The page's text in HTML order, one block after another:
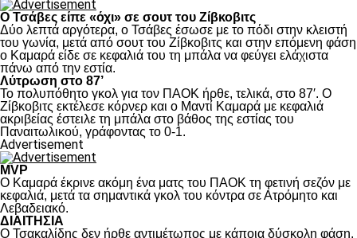
Ο Τσάβες είπε «όχι» σε σουτ του Ζίβκοβιτς
Δύο λεπτά αργότερα, ο Τσάβες έσωσε με το πόδι στην κλειστή
του γωνία, μετά από σουτ του Ζίβκοβιτς και στην επόμενη φάση
ο Καμαρά είδε σε κεφαλιά του τη μπάλα να φεύγει ελάχιστα
πάνω από την εστία.
Λύτρωση στο 87’
Το πολυπόθητο γκολ για τον ΠΑΟΚ ήρθε, τελικά, στο 87′. Ο
Ζίβκοβιτς εκτέλεσε κόρνερ και ο Μαντί Καμαρά με κεφαλιά
ακριβείας έστειλε τη μπάλα στο βάθος της εστίας του
Παναιτωλικού, γράφοντας το 0-1.
Advertisement
MVP
Ο Καμαρά έκρινε ακόμη ένα ματς του ΠΑΟΚ τη φετινή σεζόν με
κεφαλιά, μετά τα σημαντικά γκολ του κόντρα σε Ατρόμητο και
Λεβαδειακό.
ΔΙΑΙΤΗΣΙΑ
Ο Τσακαλίδης δεν ήρθε αντιμέτωπος με κάποια δύσκολη φάση.